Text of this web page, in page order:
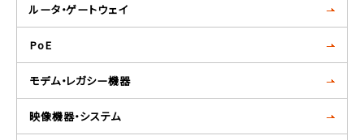
ルータ・ゲートウェイ
PoE
モデム・レガシー機器
映像機器・システム